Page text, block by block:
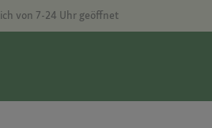
von 7-24 Uhr geöffnet